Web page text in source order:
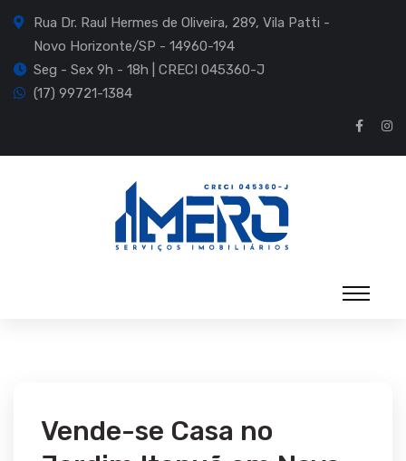
Rua Dr. Raul Hermes de Oliveira, 289, Vila Patti -
Novo Horizonte/SP - 14960-194
Seg - Sex 9h - 18h | CRECI 045360-J
(17) 99721-1384
Vende-se Casa no